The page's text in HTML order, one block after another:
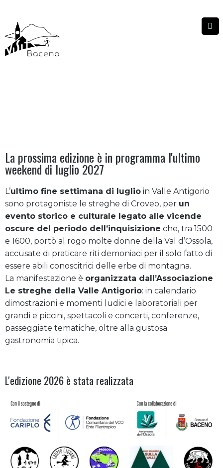
La prossima edizione è in programma l'ultimo
weekend di luglio 2027
L’ultimo fine settimana di luglio in Valle Antigorio
sono protagoniste le streghe di Croveo, per un
evento storico e culturale legato alle vicende
oscure del periodo dell’inquisizione che, tra 1500
e 1600, portò al rogo molte donne della Val d’Ossola,
accusate di praticare riti demoniaci per il solo fatto di
essere abili conoscitrici delle erbe di montagna.
La manifestazione è organizzata dall’Associazione
Le streghe della Valle Antigorio: in calendario
dimostrazioni e momenti ludici e laboratoriali per
grandi e piccini, spettacoli e concerti, conferenze,
passeggiate tematiche, oltre alla gustosa
gastronomia tipica.
L'edizione 2026 è stata realizzata